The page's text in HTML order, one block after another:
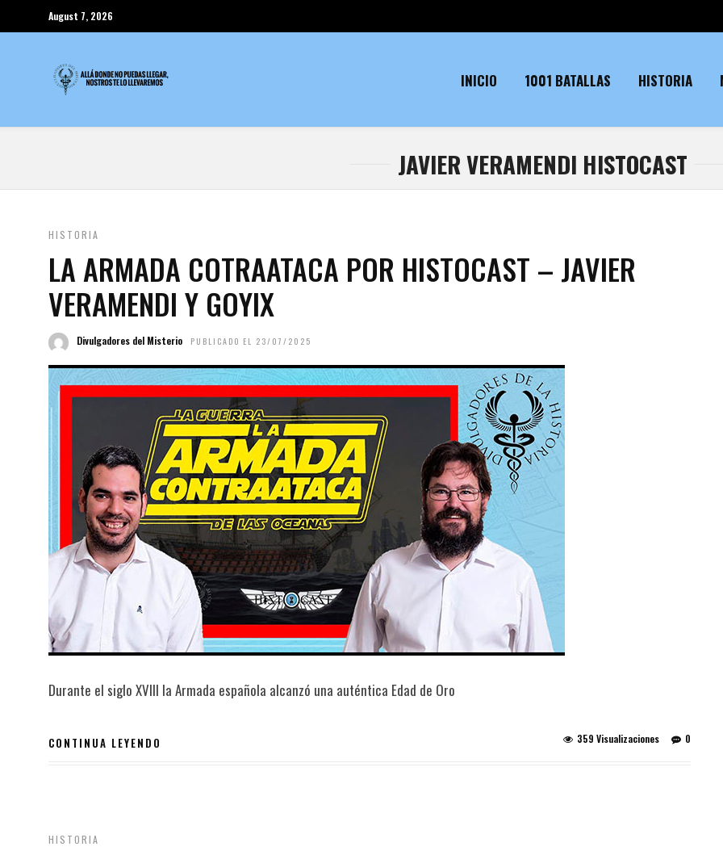
August 7, 2026
INICIO 1001 BATALLAS HISTORIA
JAVIER VERAMENDI HISTOCAST
HISTORIA
LA ARMADA COTRAATACA POR HISTOCAST – JAVIER
VERAMENDI Y GOYIX
Divulgadores del Misterio PUBLICADO EL 23/07/2025
Durante el siglo XVIII la Armada española alcanzó una auténtica Edad de Oro
CONTINUA LEYENDO 0
359 Visualizaciones
HISTORIA